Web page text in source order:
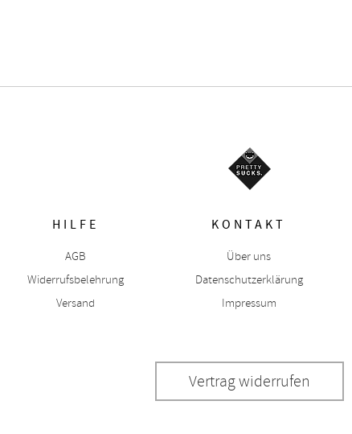
HILFE
AGB
Widerrufsbelehrung
Versand
KONTAKT
Über uns
Datenschutzerklärung
Impressum
Vertrag widerrufen